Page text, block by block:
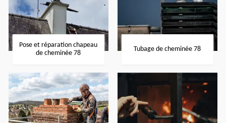
Pose et réparation chapeau
de cheminée 78
Tubage de cheminée 78